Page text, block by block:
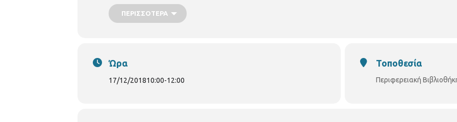
https://thessaloniki.gr/locations/βιβλιοθήκη-χαριλάου/
ΠΕΡΙΣΣΌΤΕΡΑ
Ώρα
17/12/201810:00-12:00
Τοποθεσία
Περιφερειακή